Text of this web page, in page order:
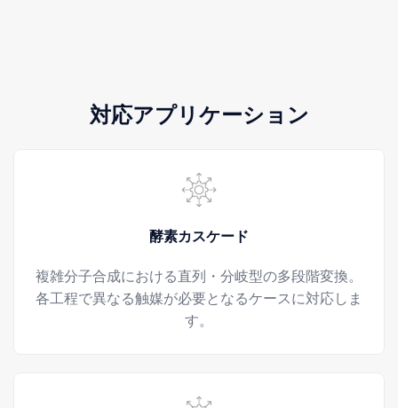
対応アプリケーション
酵素カスケード
複雑分子合成における直列・分岐型の多段階変換。
各工程で異なる触媒が必要となるケースに対応しま
す。